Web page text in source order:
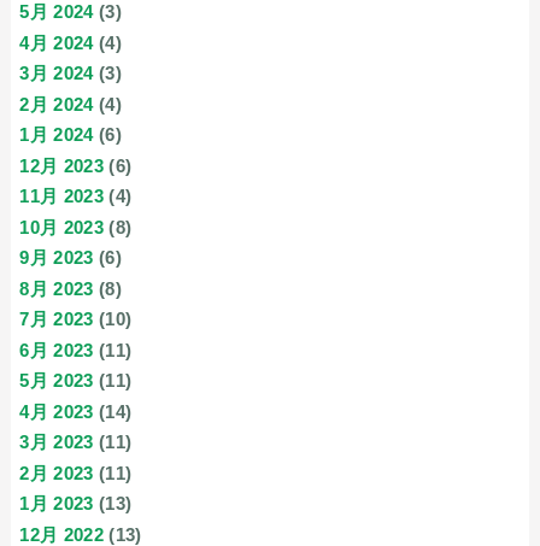
5月 2024(3)
4月 2024(4)
3月 2024(3)
2月 2024(4)
1月 2024(6)
12月 2023 (6)
11月 2023 (4)
10月 2023 (8)
9月 2023 (6)
8月 2023 (8)
7月 2023 (10)
6月 2023 (11)
5月 2023 (11)
4月 2023 (14)
3月 2023 (11)
2月 2023 (11)
1月 2023 (13)
12月 2022 (13)